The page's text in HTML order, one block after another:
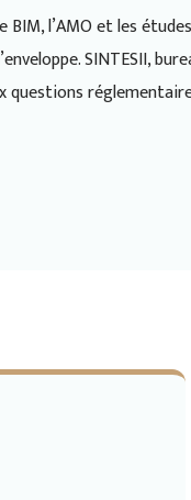
l’AMO et les
SINTESII,
questions